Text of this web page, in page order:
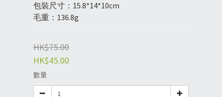
包裝尺寸：15.8*14*10cm
毛重：136.8g
HK$75.00
HK$45.00
數量